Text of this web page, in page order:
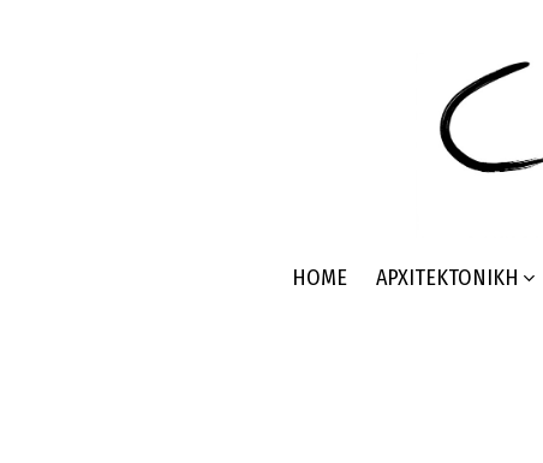
HOME ΑΡΧΙΤΕΚΤΟΝΙΚΉ